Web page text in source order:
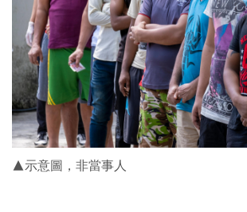
▲示意圖，非當事人